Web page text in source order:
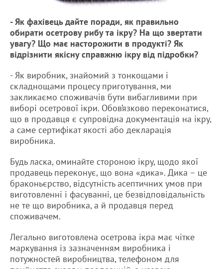
- Як фахівець дайте поради, як правильно
обирати осетрову рибу та ікру? На що звертати
увагу? Що має насторожити в продукті? Як
відрізнити якісну справжню ікру від підробки?
- Як виробник, знайомий з тонкощами і
складнощами процесу приготування, ми
закликаємо споживачів бути вибагливими при
виборі осетрової ікри. Обов’язково переконатися,
що в продавця є супровідна документація на ікру,
а саме сертифікат якості або декларація
виробника.
Будь ласка, оминайте стороною ікру, щодо якої
продавець переконує, що вона «дика». Дика – це
браконьєрство, відсутність асептичних умов при
виготовленні і фасуванні, це безвідповідальність
не те що виробника, а й продавця перед
споживачем.
Легально виготовлена осетрова ікра має чітке
маркування із зазначенням виробника і
потужностей виробництва, телефоном для